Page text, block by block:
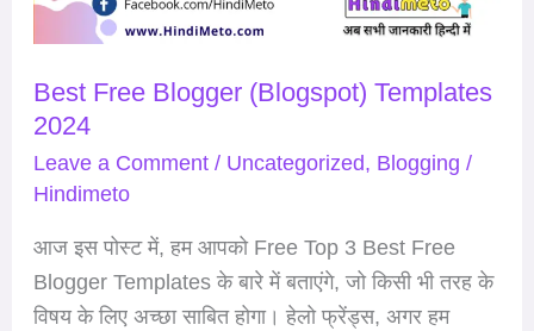
Best Free Blogger (Blogspot) Templates
2024
Leave a Comment / Uncategorized, Blogging /
Hindimeto
आज इस पोस्ट में, हम आपको Free Top 3 Best Free
Blogger Templates के बारे में बताएंगे, जो किसी भी तरह के
विषय के लिए अच्छा साबित होगा। हेलो फ्रेंड्स, अगर हम